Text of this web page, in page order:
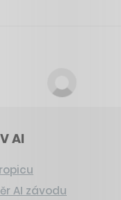
AI
AI závodu